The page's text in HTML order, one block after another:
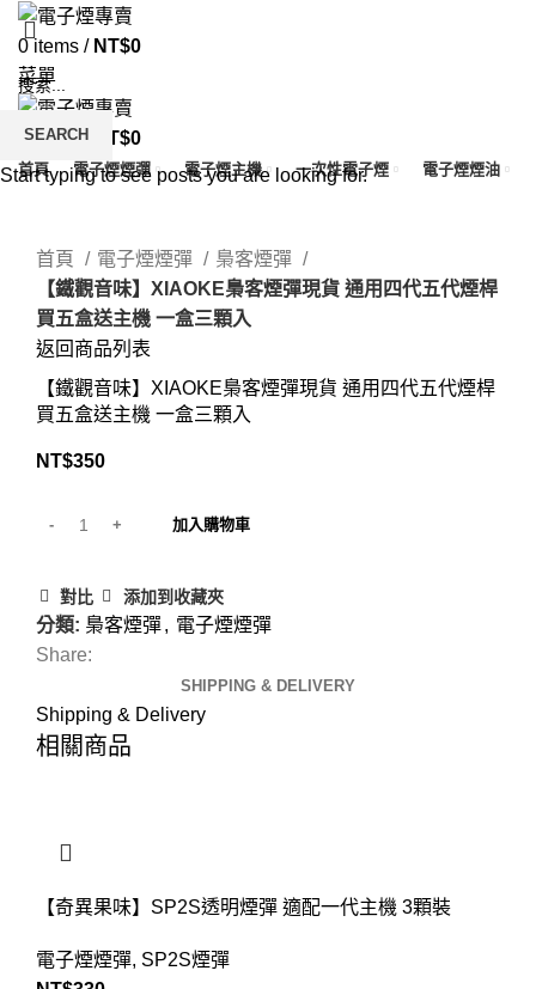
0 items / NT$0
菜單
0items / NT$0
首頁 電子煙煙彈 電子煙主機 一次性電子煙 電子煙煙油
首頁
電子煙煙彈
梟客煙彈
【鐵觀音味】XIAOKE梟客煙彈現貨 通用四代五代煙桿
買五盒送主機 一盒三顆入
返回商品列表
【鐵觀音味】XIAOKE梟客煙彈現貨 通用四代五代煙桿
買五盒送主機 一盒三顆入
NT$350
加入購物車
對比 添加到收藏夾
分類: 梟客煙彈, 電子煙煙彈
Share:
SHIPPING & DELIVERY
Shipping & Delivery
相關商品
【奇異果味】SP2S透明煙彈 適配一代主機 3顆裝
電子煙煙彈, SP2S煙彈
SEARCH
Start typing to see posts you are looking for.